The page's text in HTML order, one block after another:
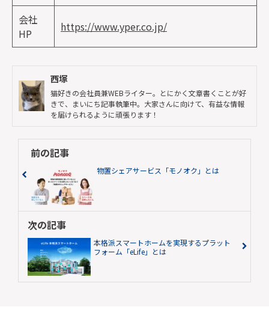
会社
HP
https://www.yper.co.jp/
西塚
猫好きの会社員兼WEBライター。とにかく文章書くことが好
きで、まいにち記事執筆中。大家さんに向けて、有益な情報
を届けられるように頑張ります！
前の記事
物置シェアサービス「モノオク」とは
次の記事
本格派スマートホームを実現するプラット
フォーム「eLife」とは